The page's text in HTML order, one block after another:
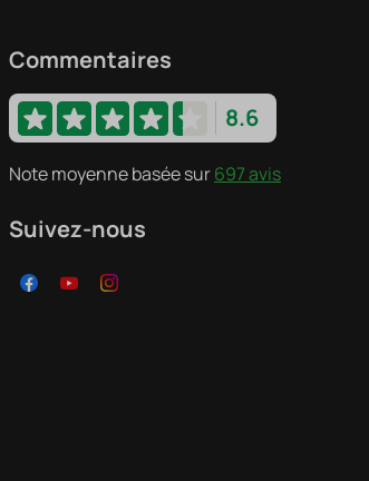
Commentaires
8.6
Note moyenne basée sur697 avis
Suivez-nous